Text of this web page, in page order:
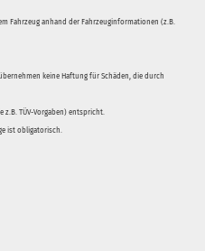
Fahrzeug anhand der Fahrzeuginformationen (z.B.
keine Haftung für Schäden, die durch
z.B. TÜV-Vorgaben) entspricht.
ist obligatorisch.